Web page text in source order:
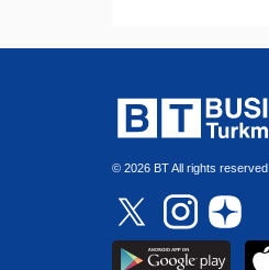
© 2026 BT All rights reserved.